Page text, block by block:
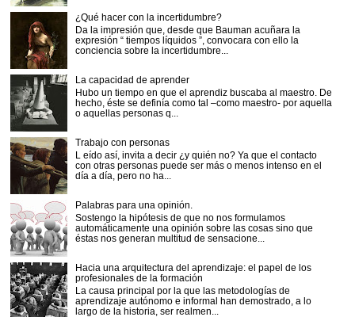
¿Qué hacer con la incertidumbre?
Da la impresión que, desde que Bauman acuñara la
expresión “ tiempos líquidos ”, convocara con ello la
conciencia sobre la incertidumbre...
La capacidad de aprender
Hubo un tiempo en que el aprendiz buscaba al maestro. De
hecho, éste se definía como tal –como maestro- por aquella
o aquellas personas q...
Trabajo con personas
L eído así, invita a decir ¿y quién no? Ya que el contacto
con otras personas puede ser más o menos intenso en el
día a día, pero no ha...
Palabras para una opinión.
Sostengo la hipótesis de que no nos formulamos
automáticamente una opinión sobre las cosas sino que
éstas nos generan multitud de sensacione...
Hacia una arquitectura del aprendizaje: el papel de los
profesionales de la formación
La causa principal por la que las metodologías de
aprendizaje autónomo e informal han demostrado, a lo
largo de la historia, ser realmen...